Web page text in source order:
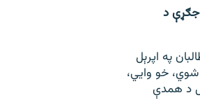
جګړې د
په اپرېل
مسؤل بللي چې د تېر کال د دې میاشتې پرتله په سلو کې ۲۵ زیات شوي، خو وايي،
تېر کال د همدې